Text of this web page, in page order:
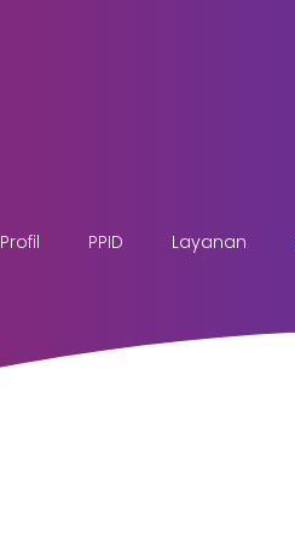
Profil PPID Layanan